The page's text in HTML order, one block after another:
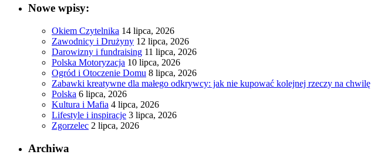
Nowe wpisy:
Okiem Czytelnika 14 lipca, 2026
Zawodnicy i Drużyny 12 lipca, 2026
Darowizny i fundraising 11 lipca, 2026
Polska Motoryzacja 10 lipca, 2026
Ogród i Otoczenie Domu 8 lipca, 2026
Zabawki kreatywne dla małego odkrywcy: jak nie kupować kolejnej rzeczy na chwilę
Polska 6 lipca, 2026
Kultura i Mafia 4 lipca, 2026
Lifestyle i inspiracje 3 lipca, 2026
Zgorzelec 2 lipca, 2026
Archiwa